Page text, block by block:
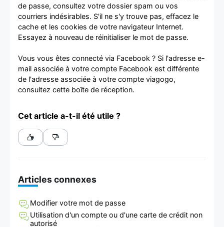
de passe, consultez votre dossier spam ou vos
courriers indésirables. S'il ne s'y trouve pas, effacez le
cache et les cookies de votre navigateur Internet.
Essayez à nouveau de réinitialiser le mot de passe.
Vous vous êtes connecté via Facebook ? Si l'adresse e-
mail associée à votre compte Facebook est différente
de l'adresse associée à votre compte viagogo,
consultez cette boîte de réception.
Cet article a-t-il été utile ?
Articles connexes
Modifier votre mot de passe
Utilisation d'un compte ou d'une carte de crédit non
autorisé